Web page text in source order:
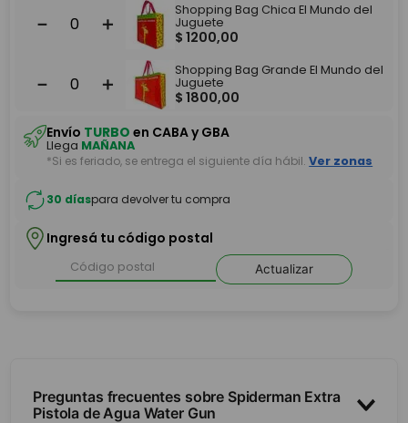
＋
－
Shopping Bag Chica El Mundo del
Juguete
$ 1200,00
＋
－
Shopping Bag Grande El Mundo del
Juguete
$ 1800,00
Envío TURBO en CABA y GBA
Llega MAÑANA
*Si es feriado, se entrega el siguiente día hábil. Ver zonas
30 díaspara devolver tu compra
Ingresá tu código postal
Actualizar
Preguntas frecuentes sobre Spiderman Extra
Pistola de Agua Water Gun